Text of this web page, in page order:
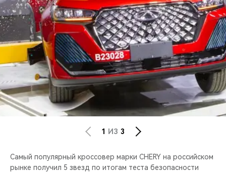
CHERY И СПОРТ
НАШИ МЕРОПРИЯТИЯ
ВИДЕООБЗОРЫ
CHERY ДЛЯ ДЕТЕЙ
1 ИЗ 3
Cамый популярный кроссовер марки CHERY на российском
рынке получил 5 звезд по итогам теста безопасности